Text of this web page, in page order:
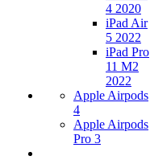
4 2020
iPad Air
5 2022
iPad Pro
11 M2
2022
Apple Airpods
4
Apple Airpods
Pro 3